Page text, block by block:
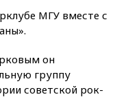
МГУ вместе с
он
группу
советской рок-